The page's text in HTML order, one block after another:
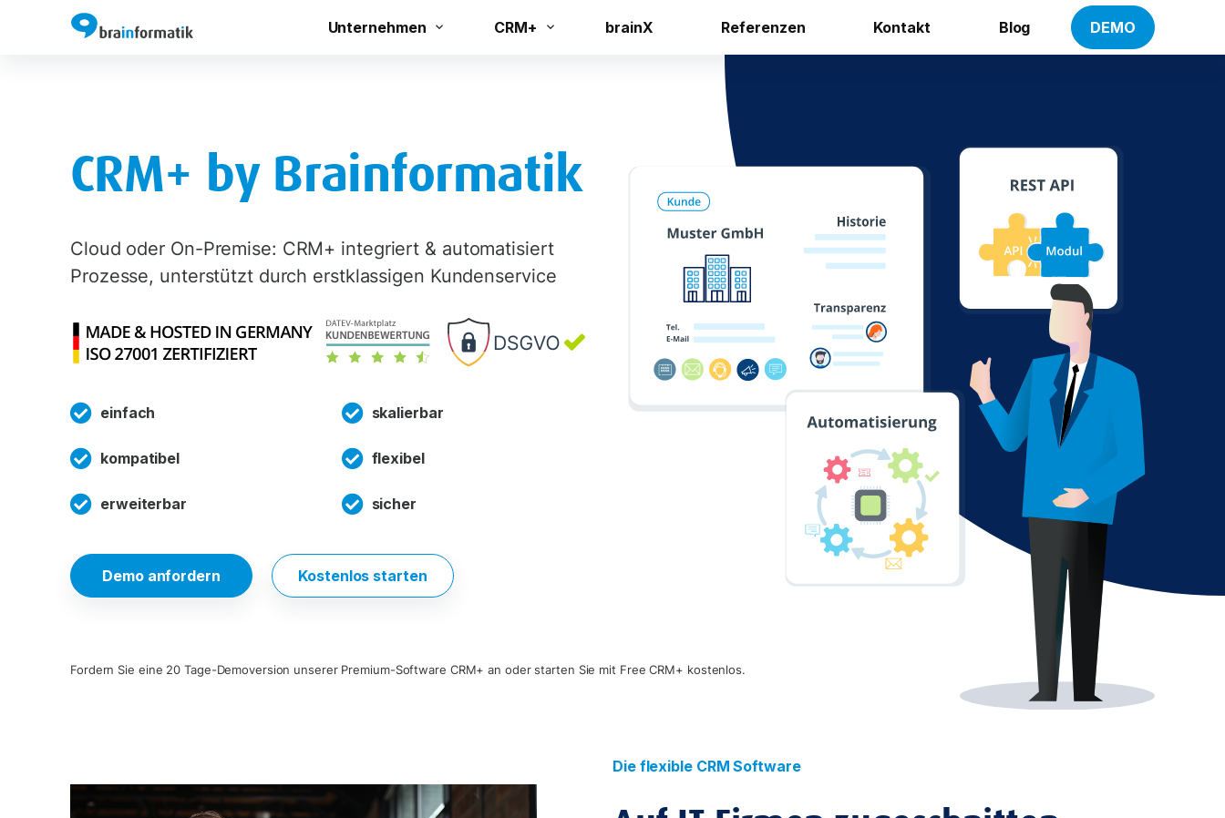
Unternehmen CRM+ brainX Referenzen Kontakt Blog DEMO
CRM+ by Brainformatik
Cloud oder On-Premise: CRM+ integriert & automatisiert
Prozesse, unterstützt durch erstklassigen Kundenservice
einfach skalierbar
kompatibel flexibel
erweiterbar sicher
Demo anfordern Kostenlos starten
Fordern Sie eine 20 Tage-Demoversion unserer Premium-Software CRM+ an oder starten Sie mit Free CRM+ kostenlos.
Die flexible CRM Software